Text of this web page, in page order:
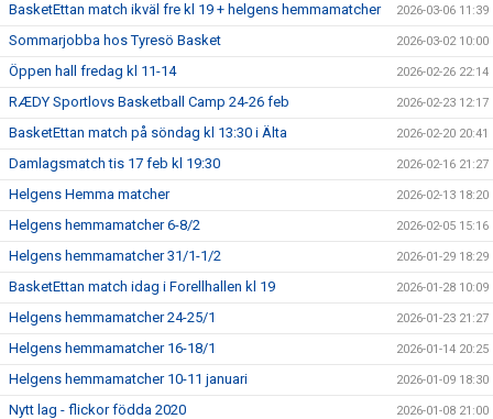
BasketEttan match ikväl fre kl 19 + helgens hemmamatcher 2026-03-06 11:39
Sommarjobba hos Tyresö Basket 2026-03-02 10:00
Öppen hall fredag kl 11-14 2026-02-26 22:14
RÆDY Sportlovs Basketball Camp 24-26 feb 2026-02-23 12:17
BasketEttan match på söndag kl 13:30 i Älta 2026-02-20 20:41
Damlagsmatch tis 17 feb kl 19:30 2026-02-16 21:27
Helgens Hemma matcher 2026-02-13 18:20
Helgens hemmamatcher 6-8/2 2026-02-05 15:16
Helgens hemmamatcher 31/1-1/2 2026-01-29 18:29
BasketEttan match idag i Forellhallen kl 19 2026-01-28 10:09
Helgens hemmamatcher 24-25/1 2026-01-23 21:27
Helgens hemmamatcher 16-18/1 2026-01-14 20:25
Helgens hemmamatcher 10-11 januari 2026-01-09 18:30
Nytt lag - flickor födda 2020 2026-01-08 21:00